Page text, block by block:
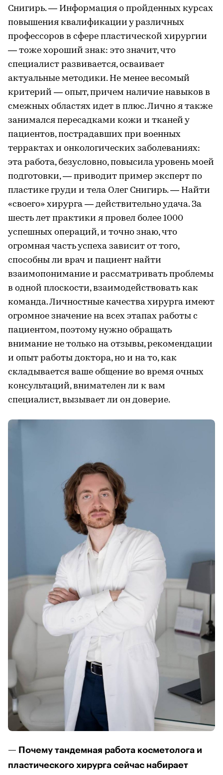
Снигирь. — Информация о пройденных курсах
повышения квалификации у различных
профессоров в сфере пластической хирургии
— тоже хороший знак: это значит, что
специалист развивается, осваивает
актуальные методики. Не менее весомый
критерий — опыт, причем наличие навыков в
смежных областях идет в плюс. Лично я также
занимался пересадками кожи и тканей у
пациентов, пострадавших при военных
террактах и онкологических заболеваниях:
эта работа, безусловно, повысила уровень моей
подготовки, — приводит пример эксперт по
пластике груди и тела Олег Снигирь. — Найти
«своего» хирурга — действительно удача. За
шесть лет практики я провел более 1000
успешных операций, и точно знаю, что
огромная часть успеха зависит от того,
способны ли врач и пациент найти
взаимопонимание и рассматривать проблемы
в одной плоскости, взаимодействовать как
команда. Личностные качества хирурга имеют
огромное значение на всех этапах работы с
пациентом, поэтому нужно обращать
внимание не только на отзывы, рекомендации
и опыт работы доктора, но и на то, как
складывается ваше общение во время очных
консультаций, внимателен ли к вам
специалист, вызывает ли он доверие.
— Почему тандемная работа косметолога и
пластического хирурга сейчас набирает